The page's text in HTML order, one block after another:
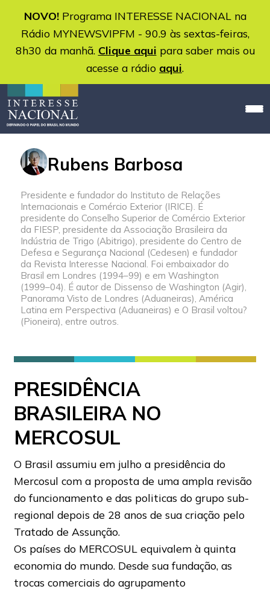
NOVO!Programa INTERESSE NACIONAL na
Rádio MYNEWSVIPFM - 90.9 às sextas-feiras,
8h30 da manhã. Clique aqui para saber mais ou
acesse a rádio aqui.
Rubens Barbosa
Presidente e fundador do Instituto de Relações
Internacionais e Comércio Exterior (IRICE). É
presidente do Conselho Superior de Comércio Exterior
da FIESP, presidente da Associação Brasileira da
Indústria de Trigo (Abitrigo), presidente do Centro de
Defesa e Segurança Nacional (Cedesen) e fundador
da Revista Interesse Nacional. Foi embaixador do
Brasil em Londres (1994–99) e em Washington
(1999–04). É autor de Dissenso de Washington (Agir),
Panorama Visto de Londres (Aduaneiras), América
Latina em Perspectiva (Aduaneiras) e O Brasil voltou?
(Pioneira), entre outros.
PRESIDÊNCIA
BRASILEIRA NO
MERCOSUL
O Brasil assumiu em julho a presidência do
Mercosul com a proposta de uma ampla revisão
do funcionamento e das politicas do grupo sub-
regional depois de 28 anos de sua criação pelo
Tratado de Assunção.
Os países do MERCOSUL equivalem à quinta
economia do mundo. Desde sua fundação, as
trocas comerciais do agrupamento